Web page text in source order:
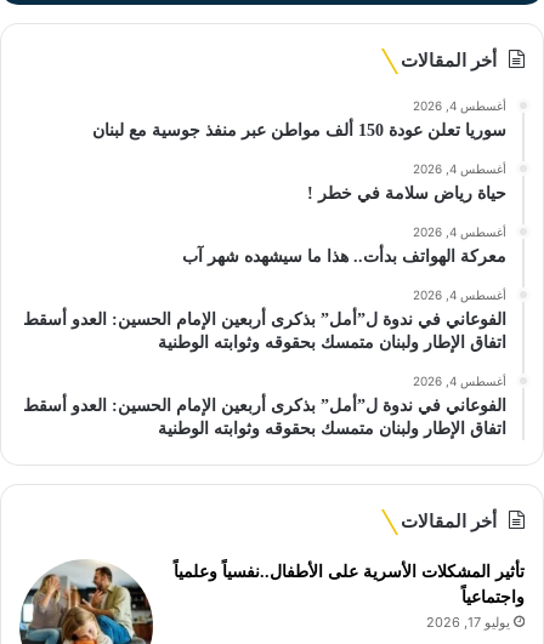
أخر المقالات
أغسطس 4, 2026
سوريا تعلن عودة 150 ألف مواطن عبر منفذ جوسية مع لبنان
أغسطس 4, 2026
حياة رياض سلامة في خطر !
أغسطس 4, 2026
معركة الهواتف بدأت.. هذا ما سيشهده شهر آب
أغسطس 4, 2026
الفوعاني في ندوة ل”أمل” بذكرى أربعين الإمام الحسين: العدو أسقط
اتفاق الإطار ولبنان متمسك بحقوقه وثوابته الوطنية
أغسطس 4, 2026
الفوعاني في ندوة ل”أمل” بذكرى أربعين الإمام الحسين: العدو أسقط
اتفاق الإطار ولبنان متمسك بحقوقه وثوابته الوطنية
أخر المقالات
تأثير المشكلات الأسرية على الأطفال..نفسياً وعلمياً
واجتماعياً
يوليو 17, 2026